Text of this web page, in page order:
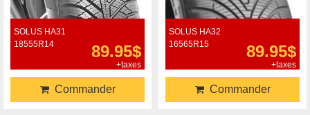
SOLUS HA31
18555R14
89.95$
+taxes
Commander
SOLUS HA32
16565R15
89.95$
+taxes
Commander